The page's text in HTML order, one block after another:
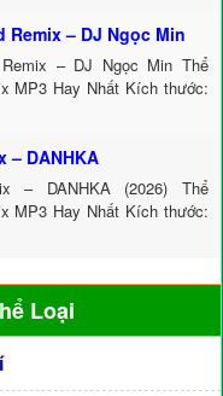
Remix – DJ Ngọc Min
– DJ Ngọc Min Thể
MP3 Hay Nhất Kích thước:
– DANHKA
– DANHKA (2026) Thể
MP3 Hay Nhất Kích thước:
Loại